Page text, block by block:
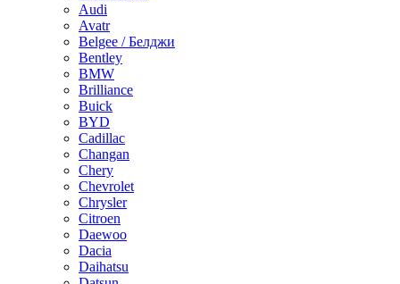
Audi
Avatr
Belgee / Белджи
Bentley
BMW
Brilliance
Buick
BYD
Cadillac
Changan
Chery
Chevrolet
Chrysler
Citroen
Daewoo
Dacia
Daihatsu